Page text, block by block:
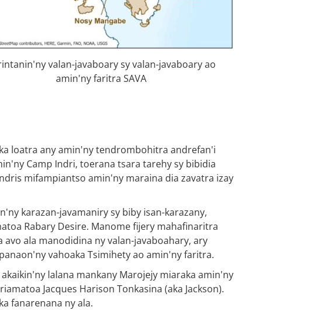
valan-javaboary sy valan-javaboary ao
amin'ny faritra SAVA
loatra any amin'ny tendrombohitra andrefan'i
Camp Indri, toerana tsara tarehy sy bibidia
mifampiantso amin'ny maraina dia zavatra izay
karazan-javamaniry sy biby isan-karazany,
Rabary Desire. Manome fijery mahafinaritra
ala manodidina ny valan-javaboahary, ary
vahoaka Tsimihety ao amin'ny faritra.
lalana mankany Marojejy miaraka amin'ny
Jacques Harison Tonkasina (aka Jackson).
fanarenana ny ala.